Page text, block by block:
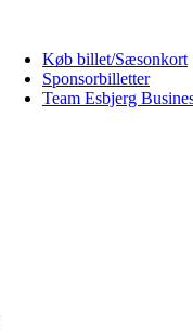
Køb billet/Sæsonkort
Sponsorbilletter
Team Esbjerg